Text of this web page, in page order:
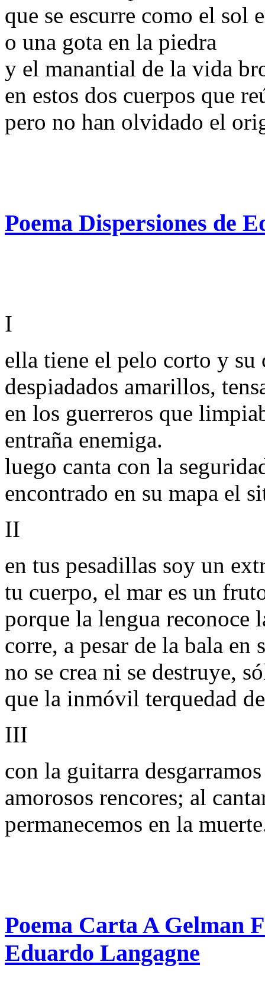
que se escurre como el sol
o una gota en la piedra
y el manantial de la vida
en estos dos cuerpos que
pero no han olvidado el
Poema Dispersiones de
I
ella tiene el pelo corto y su
despiadados amarillos,
en los guerreros que
entraña enemiga.
luego canta con la
encontrado en su mapa el
II
en tus pesadillas soy un
tu cuerpo, el mar es un
porque la lengua reconoce
corre, a pesar de la bala en
no se crea ni se destruye,
que la inmóvil terquedad
III
con la guitarra
amorosos rencores; al
permanecemos en la
Poema Carta A Gelman
Eduardo Langagne